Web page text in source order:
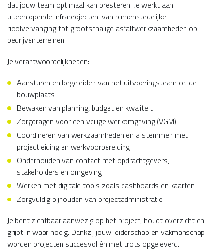
dat jouw team optimaal kan presteren. Je werkt aan
uiteenlopende infraprojecten: van binnenstedelijke
rioolvervanging tot grootschalige asfaltwerkzaamheden op
bedrijventerreinen.
Je verantwoordelijkheden:
Aansturen en begeleiden van het uitvoeringsteam op de
bouwplaats
Bewaken van planning, budget en kwaliteit
Zorgdragen voor een veilige werkomgeving (VGM)
Coördineren van werkzaamheden en afstemmen met
projectleiding en werkvoorbereiding
Onderhouden van contact met opdrachtgevers,
stakeholders en omgeving
Werken met digitale tools zoals dashboards en kaarten
Zorgvuldig bijhouden van projectadministratie
Je bent zichtbaar aanwezig op het project, houdt overzicht en
grijpt in waar nodig. Dankzij jouw leiderschap en vakmanschap
worden projecten succesvol én met trots opgeleverd.